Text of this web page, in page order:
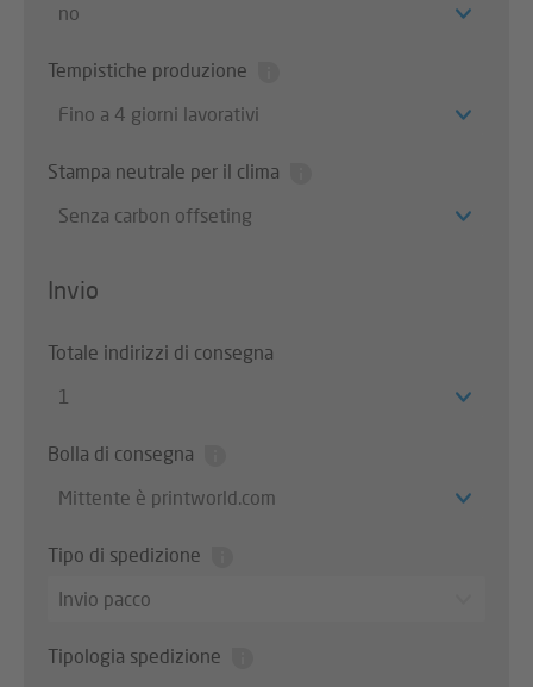
no
Tempistiche produzione
Fino a 4 giorni lavorativi
Stampa neutrale per il clima
Senza carbon offseting
Invio
Totale indirizzi di consegna
1
Bolla di consegna
Mittente è printworld.com
Tipo di spedizione
Invio pacco
Tipologia spedizione